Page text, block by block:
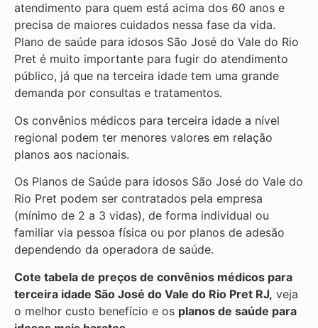
atendimento para quem está acima dos 60 anos e
precisa de maiores cuidados nessa fase da vida.
Plano de saúde para idosos São José do Vale do Rio
Pret é muito importante para fugir do atendimento
público, já que na terceira idade tem uma grande
demanda por consultas e tratamentos.
Os convênios médicos para terceira idade a nível
regional podem ter menores valores em relação
planos aos nacionais.
Os Planos de Saúde para idosos São José do Vale do
Rio Pret podem ser contratados pela empresa
(mínimo de 2 a 3 vidas), de forma individual ou
familiar via pessoa física ou por planos de adesão
dependendo da operadora de saúde.
Cote tabela de preços de convênios médicos para
terceira idade São José do Vale do Rio Pret RJ, veja
o melhor custo benefício e os planos de saúde para